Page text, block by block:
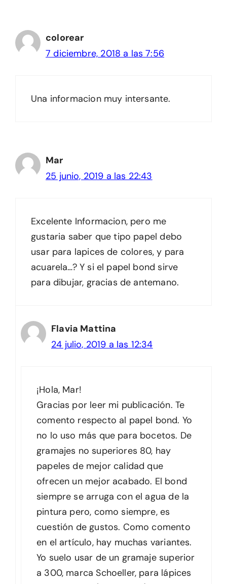
colorear
7 diciembre, 2018 a las 7:56
Una informacion muy intersante.
Mar
25 junio, 2019 a las 22:43
Excelente Informacion, pero me
gustaria saber que tipo papel debo
usar para lapices de colores, y para
acuarela…? Y si el papel bond sirve
para dibujar, gracias de antemano.
Flavia Mattina
24 julio, 2019 a las 12:34
¡Hola, Mar!
Gracias por leer mi publicación. Te
comento respecto al papel bond. Yo
no lo uso más que para bocetos. De
gramajes no superiores 80, hay
papeles de mejor calidad que
ofrecen un mejor acabado. El bond
siempre se arruga con el agua de la
pintura pero, como siempre, es
cuestión de gustos. Como comento
en el artículo, hay muchas variantes.
Yo suelo usar de un gramaje superior
a 300, marca Schoeller, para lápices